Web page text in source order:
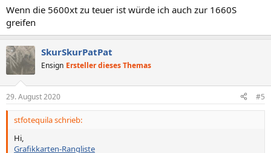
:
Wenn die 5600xt zu teuer ist würde ich auch zur 1660S
greifen
SkurSkurPatPat
Ensign Ersteller dieses Themas
29. August 2020 #5
stfotequila schrieb:
Hi,
Grafikkarten-Rangliste